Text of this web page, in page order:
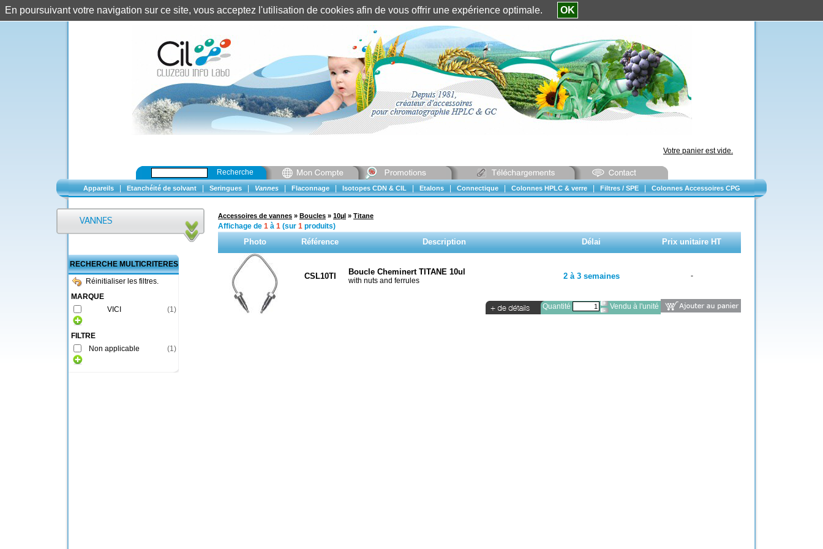
Identification client ||Mon compte
Votre panier est vide.
Recherche
Appareils Etanchéité de solvant Seringues Vannes Flaconnage Isotopes CDN & CIL Etalons Connectique Colonnes HPLC & verre Filtres / SPE Colonnes Accessoires CPG
RECHERCHE MULTICRITERES
Réinitialiser les filtres.
MARQUE
VICI
(1)
FILTRE
Non applicable
(1)
Accessoires de vannes » Boucles » 10µl » Titane
Affichage de 1 à 1 (sur 1 produits)
Photo Référence Description Délai Prix unitaire HT
CSL10TI Boucle Cheminert TITANE 10ul
with nuts and ferrules 2 à 3 semaines -
Quantité Vendu à l'unité
En poursuivant votre navigation sur ce site, vous acceptez l'utilisation de cookies afin de vous offrir une expérience optimale. OK